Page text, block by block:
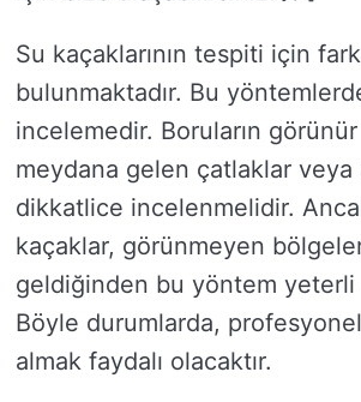
Su kaçaklarının tespiti için
bulunmaktadır. Bu
incelemedir. Boruların görünür
meydana gelen çatlaklar veya
dikkatlice incelenmelidir.
kaçaklar, görünmeyen
geldiğinden bu yöntem yeterli
Böyle durumlarda,
almak faydalı olacaktır.